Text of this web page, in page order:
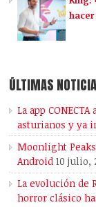
ÚLTIMAS
La app
asturianos y ya
Moonlight
Android 10 julio,
La evolución de
horror clásico